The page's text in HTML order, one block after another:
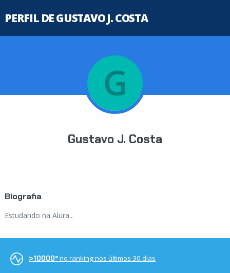
PERFIL DE GUSTAVO J. COSTA
Gustavo J. Costa
Biografia
Estudando na Alura...
>10000ºno ranking nos últimos 30 dias